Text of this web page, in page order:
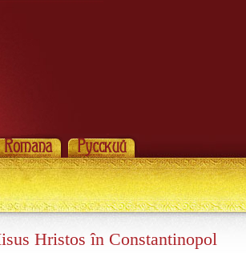
Hristos în Constantinopol